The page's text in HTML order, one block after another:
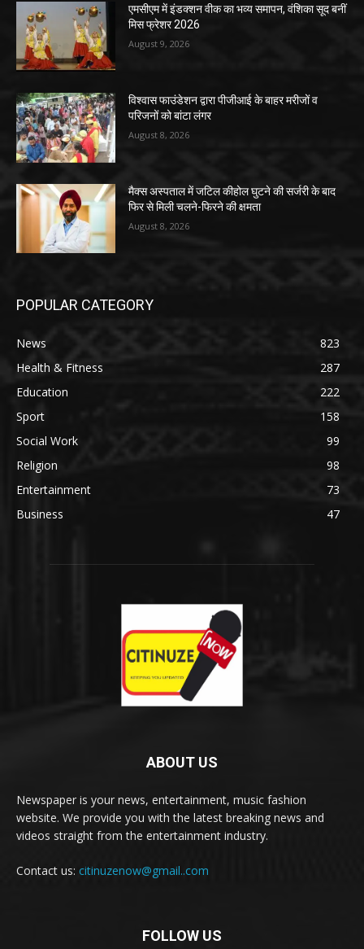
एमसीएम में इंडक्शन वीक का भव्य समापन, वंशिका सूद बनीं
मिस फ्रेशर 2026
August 9, 2026
विश्वास फाउंडेशन द्वारा पीजीआई के बाहर मरीजों व
परिजनों को बांटा लंगर
August 8, 2026
मैक्स अस्पताल में जटिल कीहोल घुटने की सर्जरी के बाद
फिर से मिली चलने-फिरने की क्षमता
August 8, 2026
POPULAR CATEGORY
News
823
Health & Fitness
287
Education
222
Sport
158
Social Work
99
Religion
98
Entertainment
73
Business
47
ABOUT US
Newspaper is your news, entertainment, music fashion
website. We provide you with the latest breaking news and
videos straight from the entertainment industry.
Contact us: citinuzenow@gmail..com
FOLLOW US